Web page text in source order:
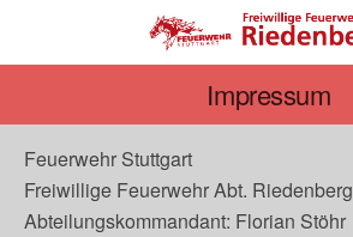
Impressum
Feuerwehr Stuttgart
Freiwillige Feuerwehr Abt. Riedenberg
Abteilungskommandant: Florian Stöhr